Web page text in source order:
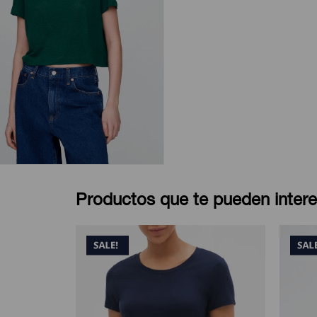
Productos que te pueden